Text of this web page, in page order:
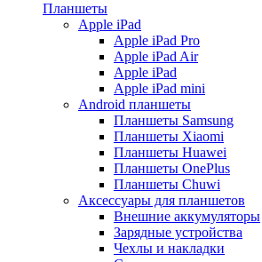
Планшеты
Apple iPad
Apple iPad Pro
Apple iPad Air
Apple iPad
Apple iPad mini
Android планшеты
Планшеты Samsung
Планшеты Xiaomi
Планшеты Huawei
Планшеты OnePlus
Планшеты Chuwi
Аксессуары для планшетов
Внешние аккумуляторы
Зарядные устройства
Чехлы и накладки